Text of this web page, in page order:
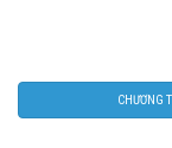
CHƯƠNG